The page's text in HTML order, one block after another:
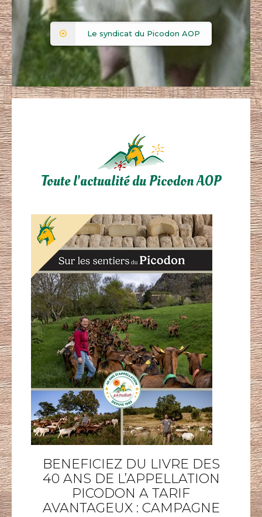
Le syndicat du Picodon AOP
Toute l'actualité du Picodon AOP
BENEFICIEZ DU LIVRE DES
40 ANS DE L’APPELLATION
PICODON A TARIF
AVANTAGEUX : CAMPAGNE